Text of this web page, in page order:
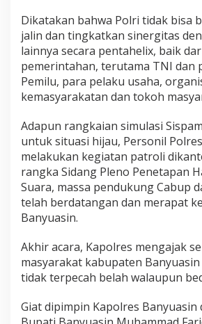
Dikatakan bahwa Polri tidak bisa
jalin dan tingkatkan sinergitas
lainnya secara pentahelix, baik
pemerintahan, terutama TNI dan
Pemilu, para pelaku usaha,
kemasyarakatan dan tokoh
Adapun rangkaian simulasi
untuk situasi hijau, Personil
melakukan kegiatan patroli
rangka Sidang Pleno Penetapan
Suara, massa pendukung Cabup
telah berdatangan dan merapat
Banyuasin.
Akhir acara, Kapolres mengajak
masyarakat kabupaten
tidak terpecah belah walaupun
Giat dipimpin Kapolres Banyuasin